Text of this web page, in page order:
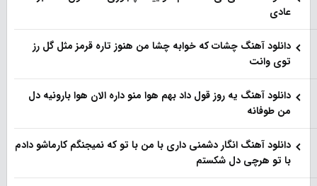
عادی
دانلود آهنگ چشات که خوابه چشا من هنوز تاره قرمز مثل گل رز
توی وانت
دانلود آهنگ یه روز قول داد بهم هوا منو داره الان هوا بارونیه دل
من طوفانه
دانلود آهنگ انگار دشمنی داری با من با تو که نمیجنگم کارماشو دادم
با تو هرچی دل شکستم